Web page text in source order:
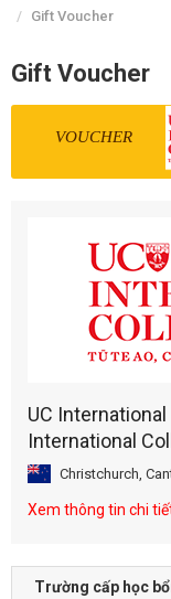
Gift Voucher
Gift Voucher
VOUCHER
UC
International
Christchurch,
Xem thông tin chi
Trường cấp học